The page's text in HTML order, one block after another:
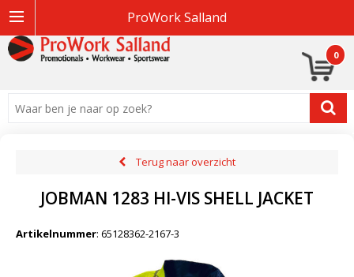
ProWork Salland
0
Terug naar overzicht
JOBMAN 1283 HI-VIS SHELL JACKET
Artikelnummer: 65128362-2167-3